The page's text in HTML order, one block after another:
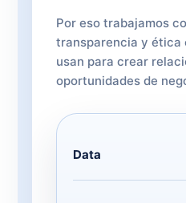
Por eso trabajamos
transparencia y ética
usan para crear
oportunidades de
Data